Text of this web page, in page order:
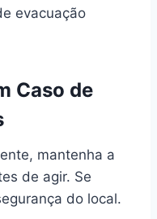
evacuação
Caso de
mantenha a
de agir. Se
do local.